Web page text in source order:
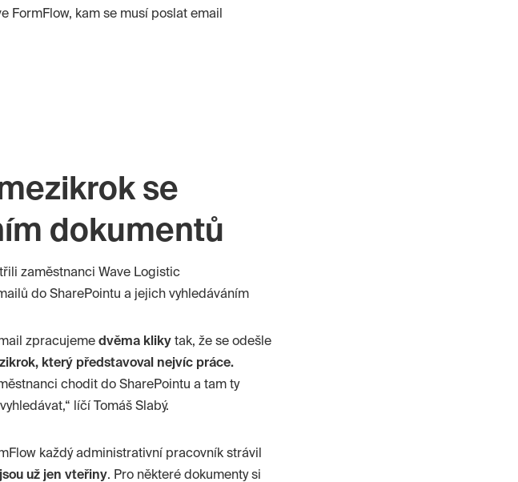
FormFlow, kam se musí poslat email
se
dokumentů
zaměstnanci Wave Logistic
do SharePointu a jejich vyhledáváním
zpracujeme dvěma kliky tak, že se odešle
který představoval nejvíc práce.
chodit do SharePointu a tam ty
vyhledávat,“ líčí Tomáš Slabý.
každý administrativní pracovník strávil
už jen vteřiny. Pro některé dokumenty si